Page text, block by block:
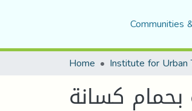
Communities
Home
بحمام كسانة